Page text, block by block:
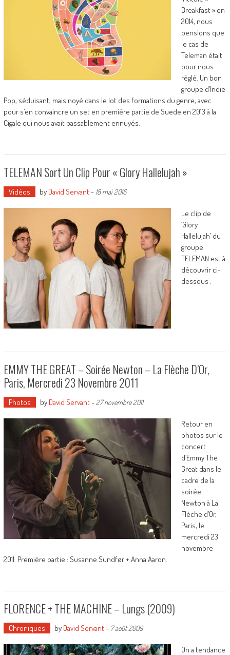
Breakfast » en
2014, nous
pensions que
le cas de
Teleman était
pour nous
réglé. Un bon
groupe d’Indie
Pop, séduisant, mais noyé dans le lot des formations du genre, avec
pour s’en convaincre un set en première partie de Suede en 2013 à la
Cigale qui nous avait passablement ennuyés.
TELEMAN Sort Un Clip Pour « Glory Hallelujah »
Vidéos by David Servant- 18 mai 2016
Le clip de
‘Glory
Hallelujah’ du
groupe
TELEMAN est à
découvrir ci-
dessous :
EMMY THE GREAT – Soirée Newton – La Flèche D’Or,
Paris, Mercredi 23 Novembre 2011
Photos by David Servant- 27 novembre 2011
Retour en
photos sur le
concert
d’Emmy The
Great dans le
cadre de la
soirée
Newton à La
Flèche d’Or,
Paris, le
mercredi 23
novembre
2011. Première partie : Susanne Sundfør + Anna Aaron.
FLORENCE + THE MACHINE – Lungs (2009)
Chroniques by David Servant- 7 août 2009
On a tendance